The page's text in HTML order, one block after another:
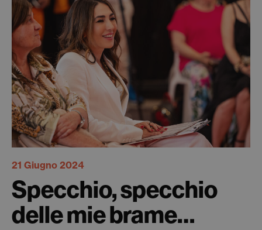
21 Giugno 2024
Specchio, specchio
delle mie brame…